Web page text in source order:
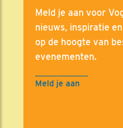
Meld je aan voor
nieuws, inspiratie
op de hoogte van
evenementen.
Meld je aan